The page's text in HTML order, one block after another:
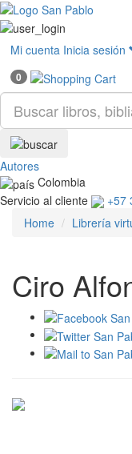
Mi cuenta Inicia sesión
0
Autores
Colombia
Servicio al cliente
+57
Home
Librería
Ciro